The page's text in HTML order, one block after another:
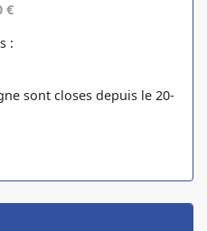
€
:
sont closes depuis le 20-